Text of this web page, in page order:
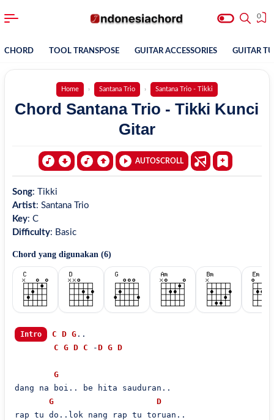
0
CHORD TOOL TRANSPOSE GUITAR ACCESSORIES GUITAR
Home Santana Trio Santana Trio - Tikki
Chord Santana Trio - Tikki Kunci
Gitar
AUTOSCROLL
Song:
Tikki
Artist: Santana Trio
Key: C
Difficulty: Basic
Chord yang digunakan (6)
Intro C D G..
C G D C -D G D
G
dang na boi.. be hita sauduran..
G
D
rap tu do..lok nang rap tu toruan..